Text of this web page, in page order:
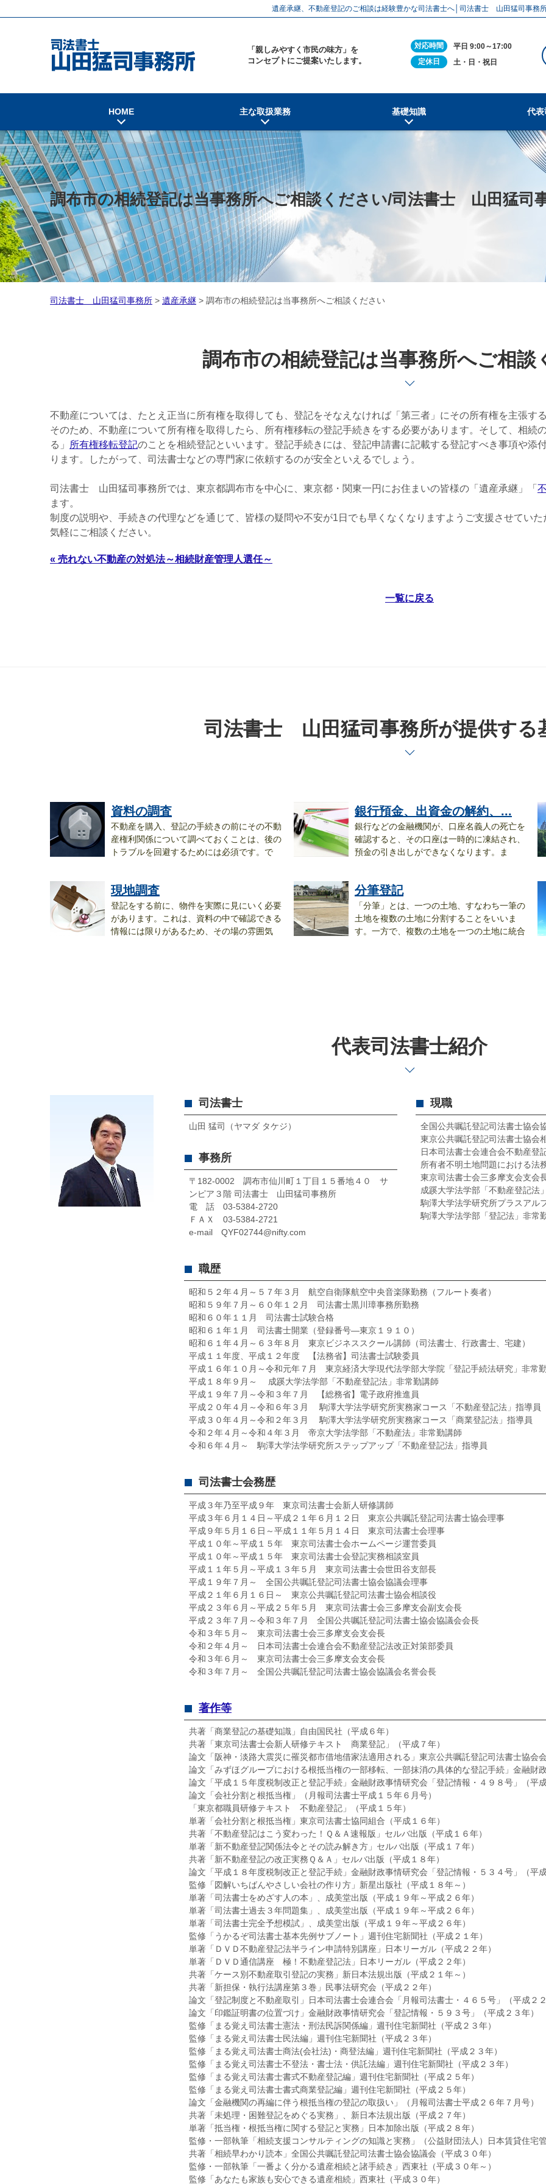
遺産承継、不動産登記のご相談は経験豊かな司法書士へ│司法書士 山田猛司事務
「親しみやすく市民の味方」を
コンセプトにご提案いたします。
対応時間
平日 9:00～17:00
定休日
土・日・祝日
HOME 主な取扱業務 基礎知識 代表
調布市の相続登記は当事務所へご相談ください/司法書士 山田猛司
司法書士 山田猛司事務所 > 遺産承継 > 調布市の相続登記は当事務所へご相談ください
調布市の相続登記は当事務所へご相談
不動産については、たとえ正当に所有権を取得しても、登記をそなえなければ「第三者」にその所有権を主張す
そのため、不動産について所有権を取得したら、所有権移転の登記手続きをする必要があります。そして、相続
る」
所有権移転登記のことを相続登記といいます。登記手続きには、登記申請書に記載する登記すべき事項や添
ります。したがって、司法書士などの専門家に依頼するのが安全といえるでしょう。
司法書士 山田猛司事務所では、東京都調布市を中心に、東京都・関東一円にお住まいの皆様の「遺産承継」「
ます。
制度の説明や、手続きの代理などを通じて、皆様の疑問や不安が1日でも早くなくなりますようご支援させてい
気軽にご相談ください。
« 売れない不動産の対処法～相続財産管理人選任～
一覧に戻る
司法書士 山田猛司事務所が提供する
資料の調査
不動産を購入、登記の手続きの前にその不動
産権利関係について調べておくことは、後の
トラブルを回避するためには必須です。で
銀行預金、出資金の解約、...
銀行などの金融機関が、口座名義人の死亡を
確認すると、その口座は一時的に凍結され、
預金の引き出しができなくなります。ま
現地調査
登記をする前に、物件を実際に見にいく必要
があります。これは、資料の中で確認できる
情報には限りがあるため、その場の雰囲気
分筆登記
「分筆」とは、一つの土地、すなわち一筆の
土地を複数の土地に分割することをいいま
す。一方で、複数の土地を一つの土地に統合
代表司法書士紹介
司法書士
山田 猛司（ヤマダ タケジ）
事務所
〒182-0002 調布市仙川町１丁目１５番地４０ サ
ンピア３階 司法書士 山田猛司事務所
電 話 03-5384-2720
ＦＡＸ 03-5384-2721
e-mail QYF02744@nifty.com
現職
全国公共嘱託登記司法書士協会
東京公共嘱託登記司法書士協会
日本司法書士会連合会不動産登
所有者不明土地問題における法
東京司法書士会三多摩支会支会
成蹊大学法学部「不動産登記法
駒澤大学法学研究所プラスアル
駒澤大学法学部「登記法」非常
職歴
昭和５２年４月～５７年３月 航空自衛隊航空中央音楽隊勤務（フルート奏者）
昭和５９年７月～６０年１２月 司法書士黒川璋事務所勤務
昭和６０年１１月 司法書士試験合格
昭和６１年１月 司法書士開業（登録番号―東京１９１０）
昭和６１年４月～６３年８月 東京ビジネススクール講師（司法書士、行政書士、宅建）
平成１１年度、平成１２年度 【法務省】司法書士試験委員
平成１６年１０月～令和元年７月 東京経済大学現代法学部大学院「登記手続法研究」非常
平成１８年９月～ 成蹊大学法学部「不動産登記法」非常勤講師
平成１９年７月～令和３年７月 【総務省】電子政府推進員
平成２０年４月～令和６年３月 駒澤大学法学研究所実務家コース「不動産登記法」指導員
平成３０年４月～令和２年３月 駒澤大学法学研究所実務家コース「商業登記法」指導員
令和２年４月～令和４年３月 帝京大学法学部「不動産法」非常勤講師
令和６年４月～ 駒澤大学法学研究所ステップアップ「不動産登記法」指導員
司法書士会務歴
平成３年乃至平成９年 東京司法書士会新人研修講師
平成３年６月１４日～平成２１年６月１２日 東京公共嘱託登記司法書士協会理事
平成９年５月１６日～平成１１年５月１４日 東京司法書士会理事
平成１０年～平成１５年 東京司法書士会ホームページ運営委員
平成１０年～平成１５年 東京司法書士会登記実務相談室員
平成１１年５月～平成１３年５月 東京司法書士会世田谷支部長
平成１９年７月～ 全国公共嘱託登記司法書士協会協議会理事
平成２１年６月１６日～ 東京公共嘱託登記司法書士協会相談役
平成２３年６月～平成２５年５月 東京司法書士会三多摩支会副支会長
平成２３年７月～令和３年７月 全国公共嘱託登記司法書士協会協議会会長
令和３年５月～ 東京司法書士会三多摩支会支会長
令和２年４月～ 日本司法書士会連合会不動産登記法改正対策部委員
令和３年６月～ 東京司法書士会三多摩支会支会長
令和３年７月～ 全国公共嘱託登記司法書士協会協議会名誉会長
著作等
共著「商業登記の基礎知識」自由国民社（平成６年）
共著「東京司法書士会新人研修テキスト 商業登記」（平成７年）
論文「阪神・淡路大震災に罹災都市借地借家法適用される」東京公共嘱託登記司法書士協会
論文「みずほグループにおける根抵当権の一部移転、一部抹消の具体的な登記手続」金融財
論文「平成１５年度税制改正と登記手続」金融財政事情研究会「登記情報・４９８号」（平
論文「会社分割と根抵当権」（月報司法書士平成１５年６月号）
「東京都職員研修テキスト 不動産登記」（平成１５年）
単著「会社分割と根抵当権」東京司法書士協同組合（平成１６年）
共著「不動産登記はこう変わった！Ｑ＆Ａ速報版」セルバ出版（平成１６年）
単著「新不動産登記関係法令とその読み解き方」セルバ出版（平成１７年）
共著「新不動産登記の改正実務Ｑ＆Ａ」セルバ出版（平成１８年）
論文「平成１８年度税制改正と登記手続」金融財政事情研究会「登記情報・５３４号」（平
監修「図解いちばんやさしい会社の作り方」新星出版社（平成１８年～）
単著「司法書士をめざす人の本」、成美堂出版（平成１９年～平成２６年）
単著「司法書士過去３年問題集」、成美堂出版（平成１９年～平成２６年）
単著「司法書士完全予想模試」、成美堂出版（平成１９年～平成２６年）
監修「うかるぞ司法書士基本先例サブノート」週刊住宅新聞社（平成２１年）
単著「ＤＶＤ不動産登記法半ライン申請特別講座」日本リーガル（平成２２年）
単著「ＤＶＤ通信講座 極！不動産登記法」日本リーガル（平成２２年）
共著「ケース別不動産取引登記の実務」新日本法規出版（平成２１年～）
共著「新担保・執行法講座第３巻」民事法研究会（平成２２年）
論文「登記制度と不動産取引」日本司法書士会連合会「月報司法書士・４６５号」（平成２
論文「印鑑証明書の位置づけ」金融財政事情研究会「登記情報・５９３号」（平成２３年）
監修「まる覚え司法書士憲法・刑法民訴関係編」週刊住宅新聞社（平成２３年）
監修「まる覚え司法書士民法編」週刊住宅新聞社（平成２３年）
監修「まる覚え司法書士商法(会社法)・商登法編」週刊住宅新聞社（平成２３年）
監修「まる覚え司法書士不登法・書士法・供託法編」週刊住宅新聞社（平成２３年）
監修「まる覚え司法書士書式不動産登記編」週刊住宅新聞社（平成２５年）
監修「まる覚え司法書士書式商業登記編」週刊住宅新聞社（平成２５年）
論文「金融機関の再編に伴う根抵当権の登記の取扱い」（月報司法書士平成２６年７月号）
共著「未処理・困難登記をめぐる実務」、新日本法規出版（平成２７年）
単著「抵当権・根抵当権に関する登記と実務」日本加除出版（平成２８年）
監修・一部執筆「相続支援コンサルティングの知識と実務」（公益財団法人）日本賃貸住宅
共著「相続早わかり読本」全国公共嘱託登記司法書士協会協議会（平成３０年）
監修・一部執筆「一番よく分かる遺産相続と諸手続き」西東社（平成３０年～）
監修「あなたも家族も安心できる遺産相続」西東社（平成３０年）